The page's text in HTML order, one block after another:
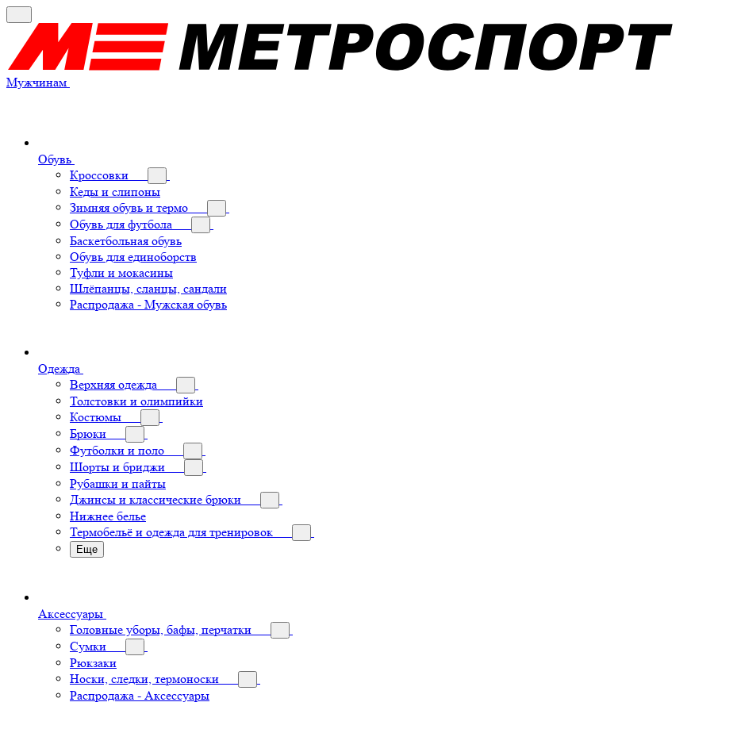
Мужчинам
Обувь
Кроссовки
Кеды и слипоны
Зимняя обувь и термо
Обувь для футбола
Баскетбольная обувь
Обувь для единоборств
Туфли и мокасины
Шлёпанцы, сланцы, сандали
Распродажа - Мужская обувь
Одежда
Верхняя одежда
Толстовки и олимпийки
Костюмы
Брюки
Футболки и поло
Шорты и бриджи
Рубашки и пайты
Джинсы и классические брюки
Нижнее белье
Термобельё и одежда для тренировок
Еще
Аксессуары
Головные уборы, бафы, перчатки
Сумки
Рюкзаки
Носки, следки, термоноски
Распродажа - Аксессуары